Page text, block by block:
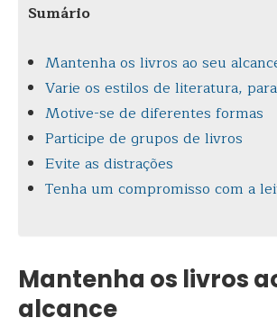
Sumário
Mantenha os livros ao seu
Varie os estilos de literatura,
Motive-se de diferentes formas
Participe de grupos de livros
Evite as distrações
Tenha um compromisso com a
Mantenha os livros
alcance